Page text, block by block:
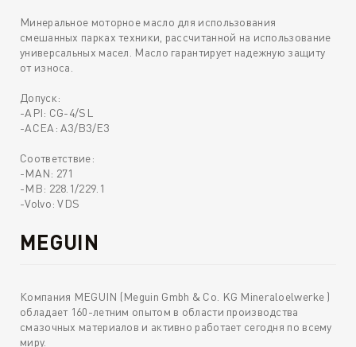
Минеральное моторное масло для использования
смешанных парках техники, рассчитанной на использование
универсальных масел. Масло гарантирует надежную защиту
от износа.
Допуск:
-API: CG-4/SL
-ACEA: A3/B3/E3
Соответствие:
-MAN: 271
-MB: 228.1/229.1
-Volvo: VDS
MEGUIN
Компания MEGUIN (Meguin Gmbh & Co. KG Mineraloelwerke )
обладает 160-летним опытом в области производства
смазочных материалов и активно работает сегодня по всему
миру.